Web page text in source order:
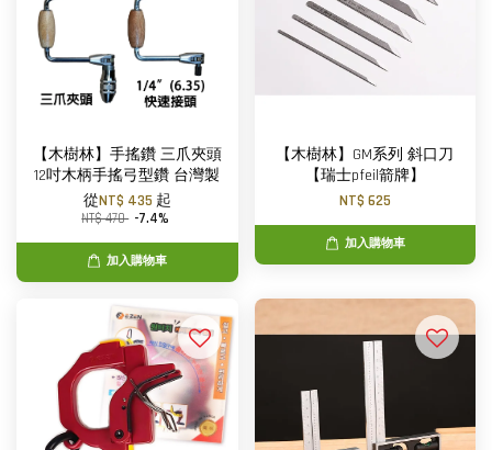
【木樹林】手搖鑽 三爪夾頭
12吋木柄手搖弓型鑽 台灣製
從NT$ 435 起
NT$ 470 -7.4%
加入購物車
【木樹林】GM系列 斜口刀
【瑞士pfeil箭牌】
NT$ 625
加入購物車